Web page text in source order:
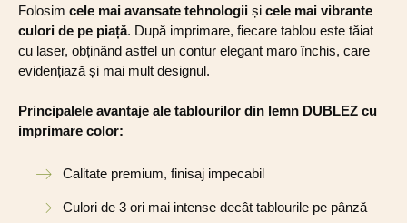
Folosim cele mai avansate tehnologii și cele mai vibrante
culori de pe piață. După imprimare, fiecare tablou este tăiat
cu laser, obținând astfel un contur elegant maro închis, care
evidențiază și mai mult designul.
Principalele avantaje ale tablourilor din lemn DUBLEZ cu
imprimare color:
Calitate premium, finisaj impecabil
Culori de 3 ori mai intense decât tablourile pe pânză